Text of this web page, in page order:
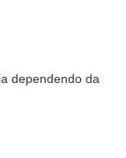
dependendo da